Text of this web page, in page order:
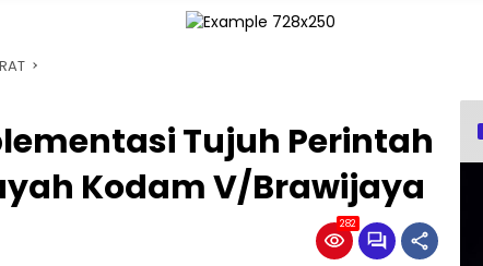
Tujuh Perintah
Kodam V/Brawijaya
282